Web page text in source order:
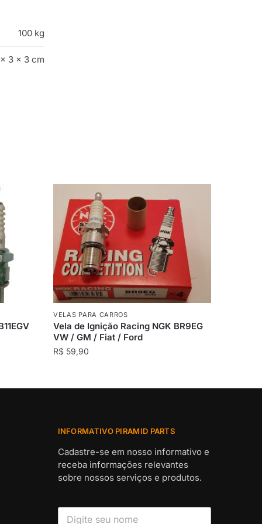
100 kg
3 × 3 cm
VELAS PARA CARROS
Vela de Ignição Racing NGK BR9EG
VW / GM / Fiat / Ford
R$59,90
INFORMATIVO PIRAMID PARTS
Cadastre-se em nosso informativo e
receba informações relevantes
sobre nossos serviços e produtos.